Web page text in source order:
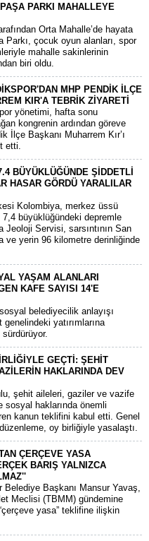
PARKI MAHALLEYE
Orta Mahalle’de hayata
Parkı, çocuk oyun alanları, spor
mahalle sakinlerinin
biri oldu.
MHP PENDİK İLÇE
KIR'A TEBRİK ZİYARETİ
yönetimi, hafta sonu
kongrenin ardından göreve
İlçe Başkanı Muharrem Kır’ı
etti.
BÜYÜKLÜĞÜNDE ŞİDDETLİ
HASAR GÖRDÜ YARALILAR
Kolombiya, merkez üssü
büyüklüğündeki depremle
Jeoloji Servisi, sarsıntının San
ve yerin 96 kilometre derinliğinde
YAŞAM ALANLARI
KAFE SAYISI 14'E
belediyecilik anlayışı
yatırımlarına
GEÇTİ: ŞEHİT
HAKLARINDA DEV
şehit aileleri, gaziler ve vazife
sosyal haklarında önemli
kanun teklifini kabul etti. Genel
oy birliğiyle yasalaştı.
ÇERÇEVE YASA
BARIŞ YALNIZCA
Başkanı Mansur Yavaş,
Meclisi (TBMM) gündemine
yasa” teklifine ilişkin